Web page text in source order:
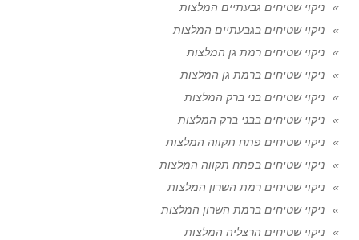
ניקוי שטיחים גבעתיים המלצות
ניקוי שטיחים בגבעתיים המלצות
ניקוי שטיחים רמת גן המלצות
ניקוי שטיחים ברמת גן המלצות
ניקוי שטיחים בני ברק המלצות
ניקוי שטיחים בבני ברק המלצות
ניקוי שטיחים פתח תקווה המלצות
ניקוי שטיחים בפתח תקווה המלצות
ניקוי שטיחים רמת השרון המלצות
ניקוי שטיחים ברמת השרון המלצות
ניקוי שטיחים הרצליה המלצות